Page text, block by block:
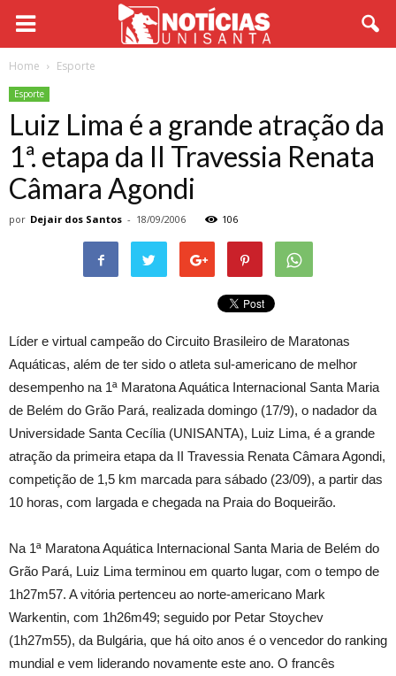
Home Esporte
Esporte
Luiz Lima é a grande atração da
1ª. etapa da II Travessia Renata
Câmara Agondi
por Dejair dos Santos - 18/09/2006 106
Líder e virtual campeão do Circuito Brasileiro de Maratonas
Aquáticas, além de ter sido o atleta sul-americano de melhor
desempenho na 1ª Maratona Aquática Internacional Santa Maria
de Belém do Grão Pará, realizada domingo (17/9), o nadador da
Universidade Santa Cecília (UNISANTA), Luiz Lima, é a grande
atração da primeira etapa da II Travessia Renata Câmara Agondi,
competição de 1,5 km marcada para sábado (23/09), a partir das
10 horas, com largada e chegada na Praia do Boqueirão.
Na 1ª Maratona Aquática Internacional Santa Maria de Belém do
Grão Pará, Luiz Lima terminou em quarto lugar, com o tempo de
1h27m57. A vitória pertenceu ao norte-americano Mark
Warkentin, com 1h26m49; seguido por Petar Stoychev
(1h27m55), da Bulgária, que há oito anos é o vencedor do ranking
mundial e vem liderando novamente este ano. O francês